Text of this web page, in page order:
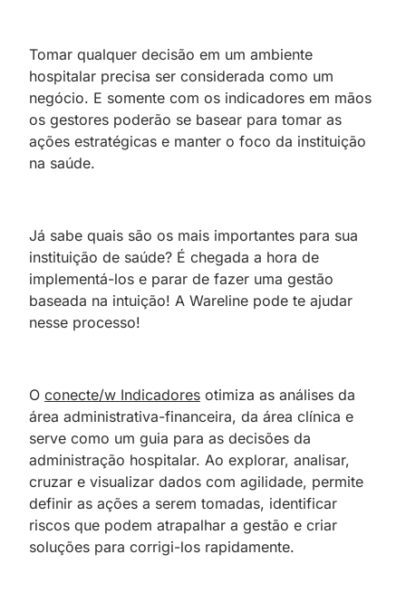
Tomar qualquer decisão em um ambiente
hospitalar precisa ser considerada como um
negócio. E somente com os indicadores em mãos
os gestores poderão se basear para tomar as
ações estratégicas e manter o foco da instituição
na saúde.
Já sabe quais são os mais importantes para sua
instituição de saúde? É chegada a hora de
implementá-los e parar de fazer uma gestão
baseada na intuição! A Wareline pode te ajudar
nesse processo!
O conecte/w Indicadores otimiza as análises da
área administrativa-financeira, da área clínica e
serve como um guia para as decisões da
administração hospitalar. Ao explorar, analisar,
cruzar e visualizar dados com agilidade, permite
definir as ações a serem tomadas, identificar
riscos que podem atrapalhar a gestão e criar
soluções para corrigi-los rapidamente.